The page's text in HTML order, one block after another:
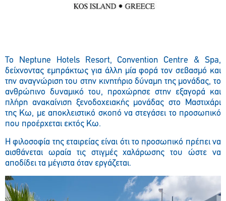
Το Neptune Hotels Resort, Convention Centre &Spa,
δείχνοντας εμπράκτως για άλλη μία φορά τον σεβασμό και
την αναγνώριση του στην κινητήριο δύναμη της μονάδας, το
ανθρώπινο δυναμικό του, προχώρησε στην εξαγορά και
πλήρη ανακαίνιση ξενοδοχειακής μονάδας στο Μαστιχάρι
της Κω, με αποκλειστικό σκοπό να στεγάσει το προσωπικό
που προέρχεται εκτός Κω.
Η φιλοσοφία της εταιρείας είναι ότι το προσωπικό πρέπει να
αισθάνεται ωραία τις στιγμές χαλάρωσης του ώστε να
αποδίδει τα μέγιστα όταν εργάζεται.